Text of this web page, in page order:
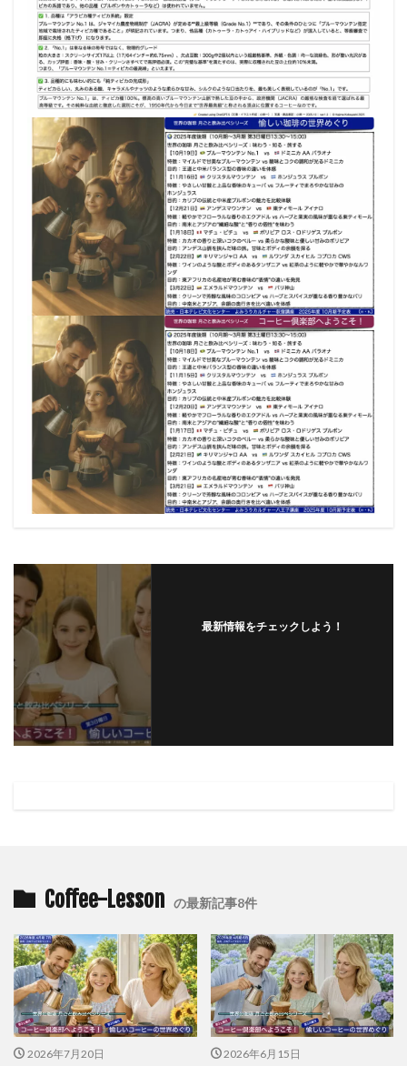
最新情報をチェックしよう！
Coffee-Lesson の最新記事8件
2026年7月20日 2026年6月15日